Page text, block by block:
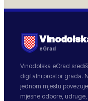
eGrad
Vinodolska eGrad
digitalni prostor grada.
jednom mjestu povezuje
mjesne odbore, udruge,